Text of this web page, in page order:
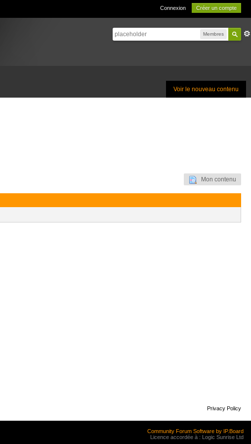
Connexion Créer un compte
Membres
Voir le nouveau contenu
Mon contenu
Privacy Policy
Community Forum Software by IP.Board
Licence accordée à : Logic Sunrise Ltd